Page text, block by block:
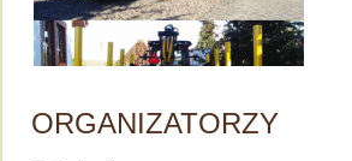
ORGANIZATORZY